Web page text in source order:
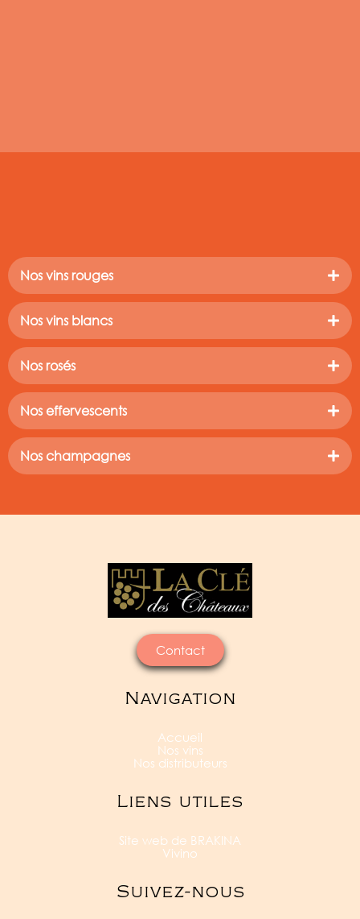
Nos vins rouges
Nos vins blancs
Nos rosés
Nos effervescents
Nos champagnes
Contact
Navigation
Accueil
Nos vins
Nos distributeurs
Liens utiles
Site web de BRAKINA
Vivino
Suivez-nous